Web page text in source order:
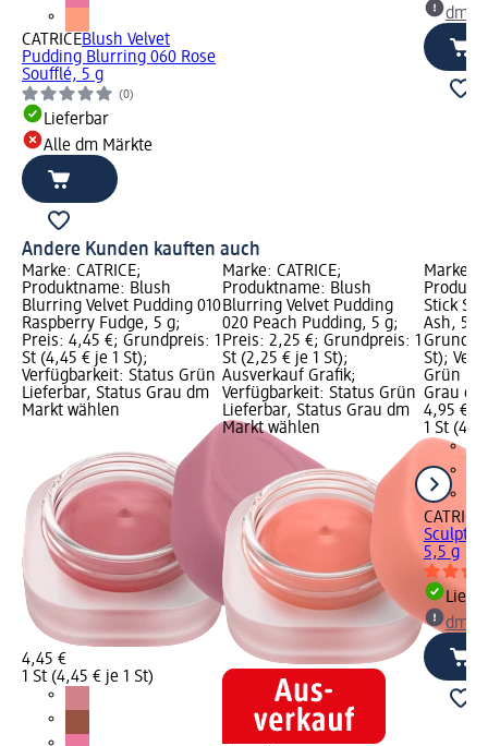
CATRICEBlush Velvet
Pudding Blurring 060 Rose
Soufflé, 5 g
(0)
Lieferbar
Alle dm Märkte
dm
Andere Kunden kauften auch
Marke: CATRICE;
Produktname: Blush
Blurring Velvet Pudding 010
Raspberry Fudge, 5 g;
Preis: 4,45 €; Grundpreis: 1
St (4,45 € je 1 St);
Verfügbarkeit: Status Grün
Lieferbar, Status Grau dm
Markt wählen
4,45 €
1 St (4,45 € je 1 St)
Marke: CATRICE;
Produktname: Blush
Blurring Velvet Pudding
020 Peach Pudding, 5 g;
Preis: 2,25 €; Grundpreis: 1
St (2,25 € je 1 St);
Ausverkauf Grafik;
Verfügbarkeit: Status Grün
Lieferbar, Status Grau dm
Markt wählen
Marke:
Stick
Ash, 5,5
St);
Grün
Grau
4,95 €
1 St
CATRICE
Sculpt &
5,5 g
dm